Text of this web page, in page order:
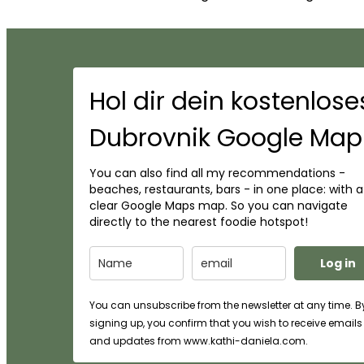
Hol dir dein
Dubrovnik Google
You can also find all my recommendations -
beaches, restaurants, bars - in one place: with a
clear Google Maps map. So you can navigate
directly to the nearest foodie hotspot!
Log in
You can unsubscribe from the newsletter at any time.
signing up, you confirm that you wish to receive emails
and updates from www.kathi-daniela.com.